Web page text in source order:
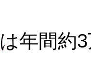
は年間約